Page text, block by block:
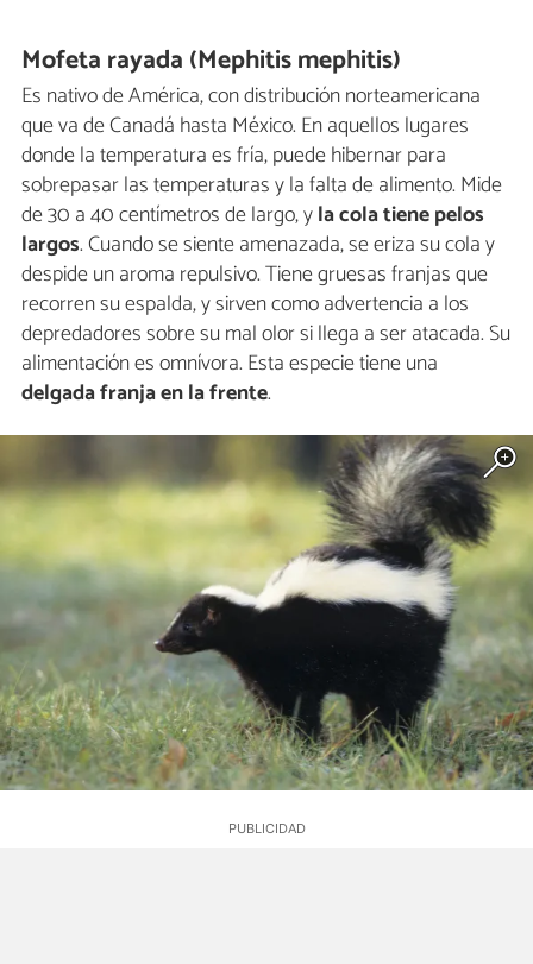
Mofeta rayada (Mephitis mephitis)
Es nativo de América, con distribución norteamericana
que va de Canadá hasta México. En aquellos lugares
donde la temperatura es fría, puede hibernar para
sobrepasar las temperaturas y la falta de alimento. Mide
de 30 a 40 centímetros de largo, yla cola tiene pelos
largos. Cuando se siente amenazada, se eriza su cola y
despide un aroma repulsivo. Tiene gruesas franjas que
recorren su espalda, y sirven como advertencia a los
depredadores sobre su mal olor si llega a ser atacada. Su
alimentación es omnívora. Esta especie tiene una
delgada franja en la frente.